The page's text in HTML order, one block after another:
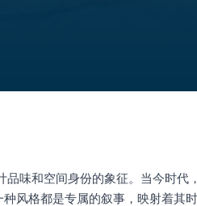
味和空间身份的象征。当今时代
风格都是专属的叙事，映射着其